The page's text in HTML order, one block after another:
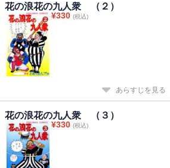
花の浪花の九人衆 （２）
¥330 (税込)
あらすじを見る
花の浪花の九人衆 （３）
¥330 (税込)